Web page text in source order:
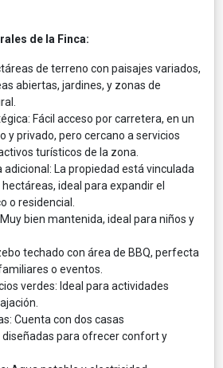
de la Finca:
de terreno con paisajes variados,
abiertas, jardines, y zonas de
Fácil acceso por carretera, en un
y privado, pero cercano a servicios
turísticos de la zona.
adicional: La propiedad está vinculada
ideal para expandir el
o residencial.
bien mantenida, ideal para niños y
techado con área de BBQ, perfecta
o eventos.
verdes: Ideal para actividades
Cuenta con dos casas
para ofrecer confort y